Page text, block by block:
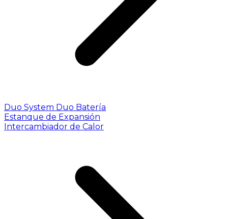
Duo System Duo Batería
Estanque de Expansión
Intercambiador de Calor